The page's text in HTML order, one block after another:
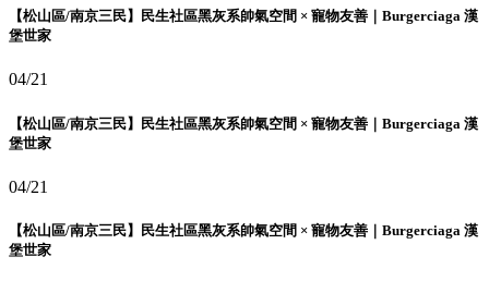
【松山區/南京三民】民生社區黑灰系帥氣空間 × 寵物友善｜Burgerciaga 漢
堡世家
04/21
【松山區/南京三民】民生社區黑灰系帥氣空間 × 寵物友善｜Burgerciaga 漢
堡世家
04/21
【松山區/南京三民】民生社區黑灰系帥氣空間 × 寵物友善｜Burgerciaga 漢
堡世家